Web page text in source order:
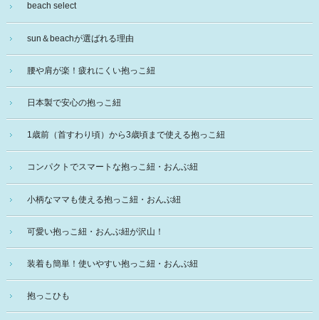
beach select
sun＆beachが選ばれる理由
腰や肩が楽！疲れにくい抱っこ紐
日本製で安心の抱っこ紐
1歳前（首すわり頃）から3歳頃まで使える抱っこ紐
コンパクトでスマートな抱っこ紐・おんぶ紐
小柄なママも使える抱っこ紐・おんぶ紐
可愛い抱っこ紐・おんぶ紐が沢山！
装着も簡単！使いやすい抱っこ紐・おんぶ紐
抱っこひも